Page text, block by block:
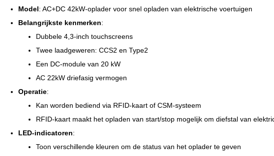
Model: AC+DC 42kW-oplader voor snel opladen van elektrische voertuigen
Belangrijkste kenmerken:
Dubbele 4,3-inch touchscreens
Twee laadgeweren: CCS2 en Type2
Een DC-module van 20 kW
AC 22kW driefasig vermogen
Operatie:
Kan worden bediend via RFID-kaart of CSM-systeem
RFID-kaart maakt het opladen van start/stop mogelijk om diefstal van
LED-indicatoren:
Toon verschillende kleuren om de status van het oplader te geven